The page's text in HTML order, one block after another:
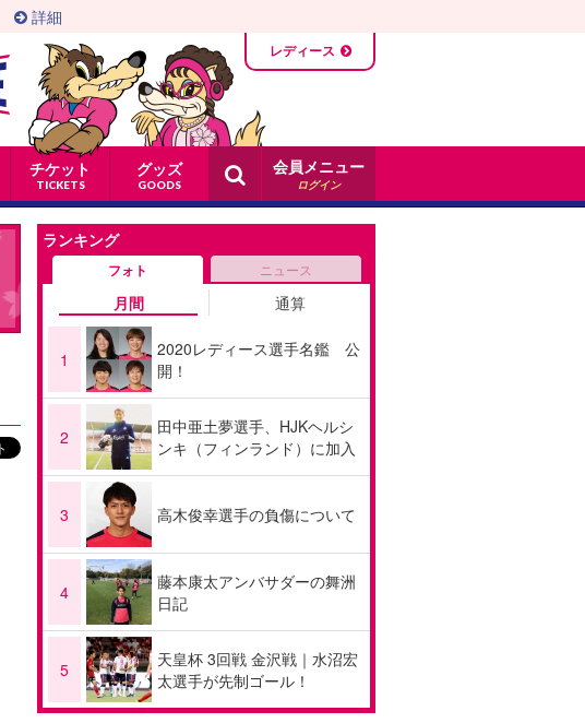
チケット
TICKETS
グッズ
GOODS
詳細
レディース
会員メニュー
ログイン
ランキング
フォト ニュース
月間 通算
1
2020レディース選手名鑑 公
開！
2
田中亜土夢選手、HJKヘルシ
ンキ（フィンランド）に加入
3 高木俊幸選手の負傷について
4
藤本康太アンバサダーの舞洲
日記
5
天皇杯 3回戦 金沢戦｜水沼宏
太選手が先制ゴール！